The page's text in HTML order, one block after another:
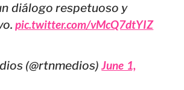
diálogo respetuoso y
pic.twitter.com/vMcQ7dtYIZ
(@rtnmedios)June 1,